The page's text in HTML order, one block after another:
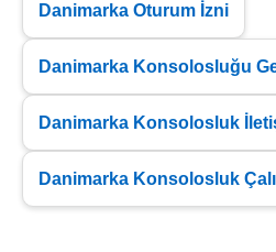
Danimarka Oturum İzni
Danimarka Konsolosluğu
Danimarka Konsolosluk
Danimarka Konsolosluk